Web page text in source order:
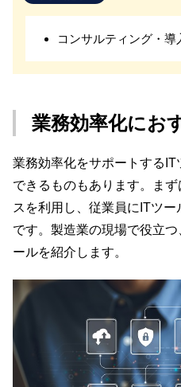
コンサルティング・導
業務効率化にお
業務効率化をサポートする
できるものもあります。ま
スを利用し、従業員にITツ
です。製造業の現場で役立
ールを紹介します。